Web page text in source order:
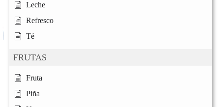
Leche
Refresco
Té
FRUTAS
Fruta
Piña